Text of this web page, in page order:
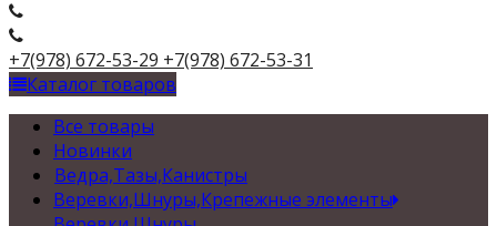
+7(978) 672-53-29 +7(978) 672-53-31
Каталог товаров
Все товары
Новинки
Ведра,Тазы,Канистры
Веревки,Шнуры,Крепежные элементы